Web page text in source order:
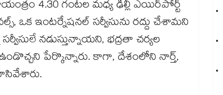
4.30 గంటల మధ్య ఢిల్లీ ఎయిర్‌‌‌‌పోర్ట్‌‌‌‌‌‌‌‌
ఒక ఇంటర్నేషనల్‌‌‌‌‌‌‌‌ సర్వీసును రద్దు చేశామని
నడుస్తున్నాయని, భద్రతా చర్యల
పేర్కొన్నారు. కాగా, దేశంలోని నార్త్,